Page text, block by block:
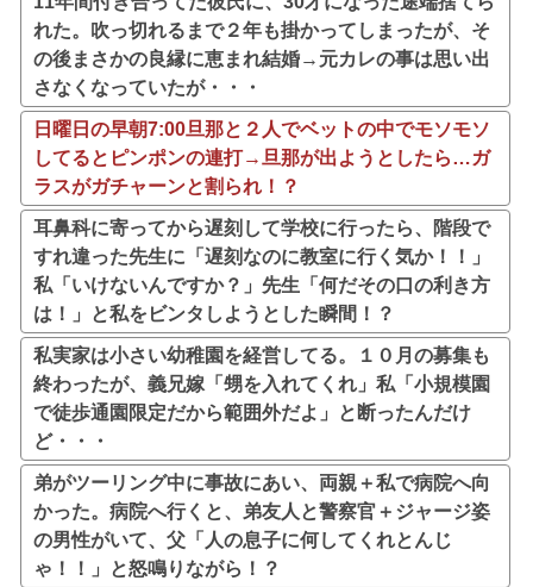
れた。吹っ切れるまで２年も掛かってしまったが、そ
の後まさかの良縁に恵まれ結婚→元カレの事は思い出
さなくなっていたが・・・
日曜日の早朝7:00旦那と２人でベットの中でモソモソ
してるとピンポンの連打→旦那が出ようとしたら…ガ
ラスがガチャーンと割られ！？
耳鼻科に寄ってから遅刻して学校に行ったら、階段で
すれ違った先生に「遅刻なのに教室に行く気か！！」
私「いけないんですか？」先生「何だその口の利き方
は！」と私をビンタしようとした瞬間！？
私実家は小さい幼稚園を経営してる。１０月の募集も
終わったが、義兄嫁「甥を入れてくれ」私「小規模園
で徒歩通園限定だから範囲外だよ」と断ったんだけ
ど・・・
弟がツーリング中に事故にあい、両親＋私で病院へ向
かった。病院へ行くと、弟友人と警察官＋ジャージ姿
の男性がいて、父「人の息子に何してくれとんじ
ゃ！！」と怒鳴りながら！？